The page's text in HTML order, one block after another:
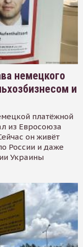
немецкого
и
платёжной
из Евросоюза
он живёт
России и даже
Украины